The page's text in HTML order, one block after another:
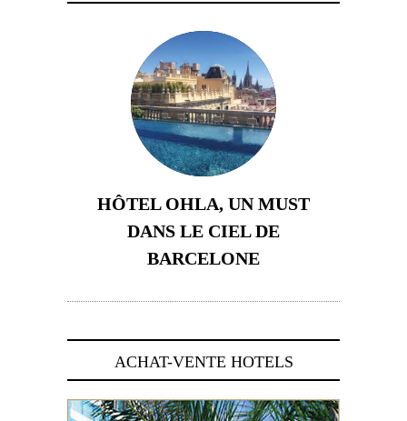
HÔTEL OHLA, UN MUST
DANS LE CIEL DE
BARCELONE
ACHAT-VENTE HOTELS